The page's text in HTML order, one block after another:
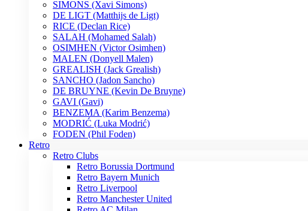
SIMONS (Xavi Simons)
DE LIGT (Matthijs de Ligt)
RICE (Declan Rice)
SALAH (Mohamed Salah)
OSIMHEN (Victor Osimhen)
MALEN (Donyell Malen)
GREALISH (Jack Grealish)
SANCHO (Jadon Sancho)
DE BRUYNE (Kevin De Bruyne)
GAVI (Gavi)
BENZEMA (Karim Benzema)
MODRIĆ (Luka Modrić)
FODEN (Phil Foden)
Retro
Retro Clubs
Retro Borussia Dortmund
Retro Bayern Munich
Retro Liverpool
Retro Manchester United